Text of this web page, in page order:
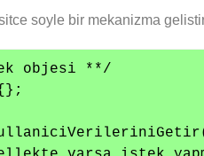
soyle bir mekanizma
objesi **/